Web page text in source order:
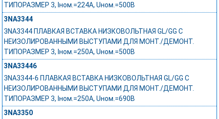
ТИПОРАЗМЕР 3, Iном.=224A, Uном.=500В
3NA3344
3NA3344 ПЛАВКАЯ ВСТАВКА НИЗКОВОЛЬТНАЯ GL/GG С
НЕИЗОЛИРОВАННЫМИ ВЫСТУПАМИ ДЛЯ МОНТ./ДЕМОНТ.
ТИПОРАЗМЕР 3, Iном.=250A, Uном.=500В
3NA33446
3NA3344-6 ПЛАВКАЯ ВСТАВКА НИЗКОВОЛЬТНАЯ GL/GG С
НЕИЗОЛИРОВАННЫМИ ВЫСТУПАМИ ДЛЯ МОНТ./ДЕМОНТ.
ТИПОРАЗМЕР 3, Iном.=250A, Uном.=690В
3NA3350